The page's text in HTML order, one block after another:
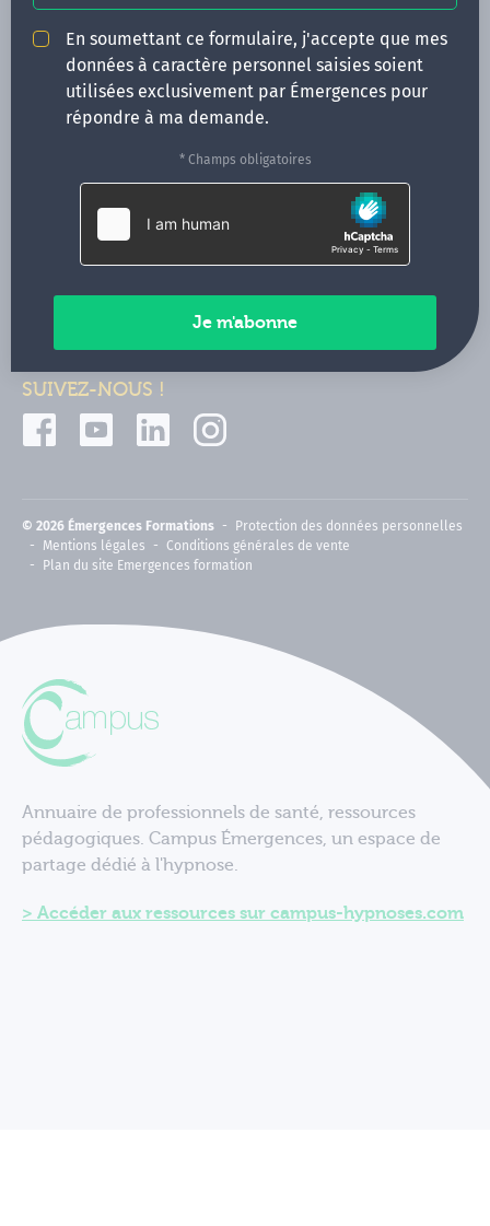
En soumettant ce formulaire, j'accepte que mes
données à caractère personnel saisies soient
utilisées exclusivement par Émergences pour
répondre à ma demande.
* Champs obligatoires
INFOS PRATIQUES
Qui sommes-nous ?
CONTACT
35000 Rennes
02 99 05 25 47
Contactez-nous
Paiements sécurisés
SUIVEZ-NOUS !
© 2026 Émergences Formations
Protection des données personnelles
Mentions légales
Conditions générales de vente
Plan du site Emergences formation
Annuaire de professionnels de santé, ressources
pédagogiques. Campus Émergences, un espace de
partage dédié à l'hypnose.
Accéder aux ressources sur campus-hypnoses.com